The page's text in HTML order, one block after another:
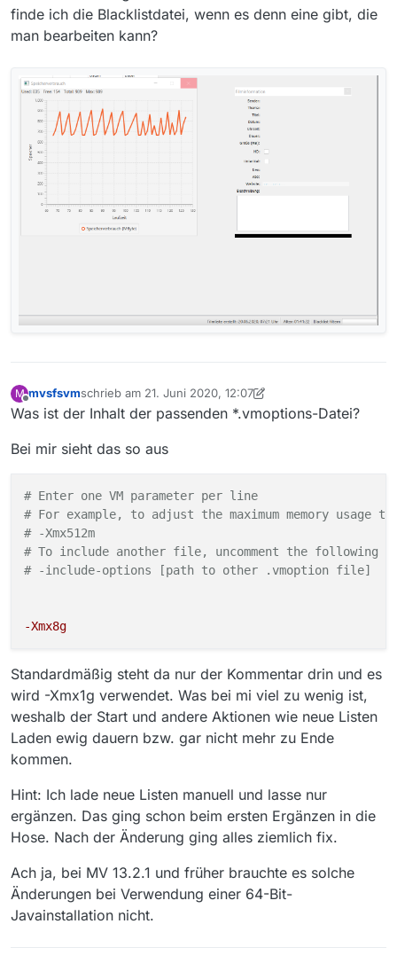
finde ich die Blacklistdatei, wenn es denn eine gibt, die
man bearbeiten kann?
M
Offline
mvsfsvmschrieb am 21. Juni 2020, 12:07
zuletzt editiert von mvsfsvm
Was ist der Inhalt der passenden *.vmoptions-Datei?
Bei mir sieht das so aus
# Enter one VM parameter per line
# For example, to adjust the maximum memory usage
# -Xmx512m
# To include another file, uncomment the following
# -include-options [path to other .vmoption file]
-Xmx8g
Standardmäßig steht da nur der Kommentar drin und es
wird -Xmx1g verwendet. Was bei mi viel zu wenig ist,
weshalb der Start und andere Aktionen wie neue Listen
Laden ewig dauern bzw. gar nicht mehr zu Ende
kommen.
Hint: Ich lade neue Listen manuell und lasse nur
ergänzen. Das ging schon beim ersten Ergänzen in die
Hose. Nach der Änderung ging alles ziemlich fix.
Ach ja, bei MV 13.2.1 und früher brauchte es solche
Änderungen bei Verwendung einer 64-Bit-
Javainstallation nicht.